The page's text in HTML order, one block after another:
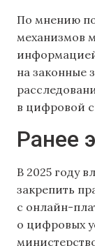
По мнению
механизмов
на законные
в цифровой
Ранее
В 2025 году
закрепить
с онлайн-
о цифровых